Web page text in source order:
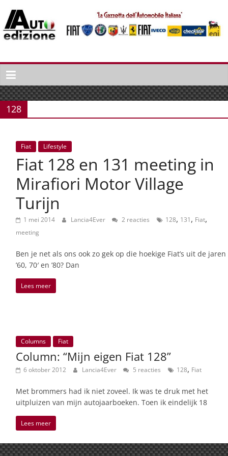
naar
inhoud
Auto
Edizione
La
Gazetta
dell'Automobile
Italiaans
autonieuws
lifestyle
128
Fiat Lifestyle
Fiat 128 en 131 meeting in
Mirafiori Motor Village
Turijn
1 mei 2014 Lancia4Ever 2 reacties 128, 131, Fiat,
meeting
Ben je net als ons ook zo gek op die hoekige Fiat’s uit de jaren
’60, 70′ en ’80? Dan
Lees meer
Columns Fiat
Column: “Mijn eigen Fiat 128”
6 oktober 2012 Lancia4Ever 5 reacties 128, Fiat
Met brommers had ik niet zoveel. Ik was te druk met het
uitpluizen van mijn autojaarboeken. Toen ik eindelijk 18
Lees meer